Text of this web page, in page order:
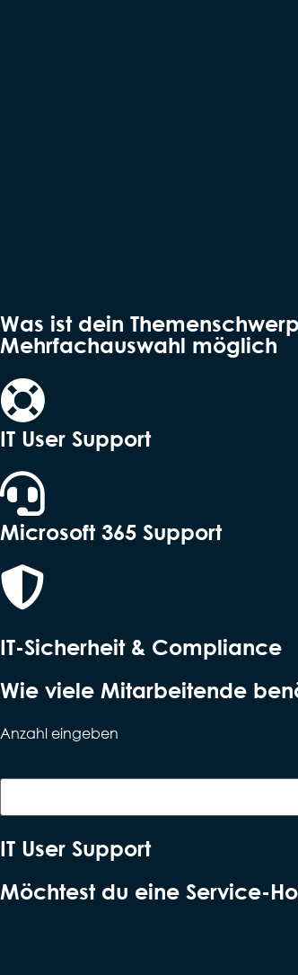
Was ist dein
Mehrfachauswahl möglich
IT User Support
Microsoft 365 Support
IT-Sicherheit & Compliance
Wie viele Mitarbeitende
Anzahl eingeben
IT User Support
Möchtest du eine Service-